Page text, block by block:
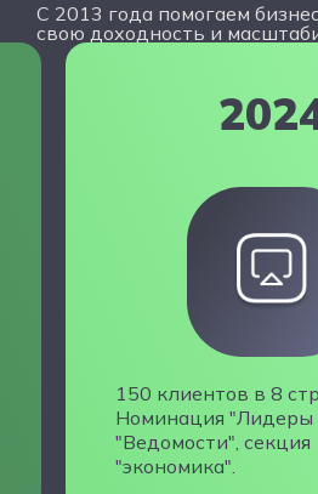
С 2013 года помогаем
свою доходность и
150 клиентов в 8
Номинация "Лидеры
"Ведомости", секция
"экономика".